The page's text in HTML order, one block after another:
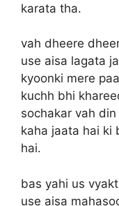
karata tha.
vah dheere
use aisa lagata
kyoonki mere
kuchh bhi
sochakar vah
kaha jaata hai ki
hai.
bas yahi us
use aisa